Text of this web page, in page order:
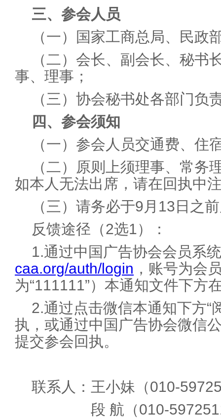
三、参会人员
（一）国家工商总局、民政
（二）会长、副会长、秘书
事、理事；
（三）协会秘书处各部门负
四、参会须知
（一）参会人员交通费、住
（二）原则上须理事、常务
如本人无法出席，请在回执中
（三）请务必于9月13日之
反馈途径（2选1）：
1.通过中国广告协会会员系
caa.org/auth/login ，账号为会
为“111111”）本通知文件下方
2.通过点击微信本通知下方“
执，或通过中国广告协会微信
提交参会回执。
联系人：王小妹（010-
段 航（010-